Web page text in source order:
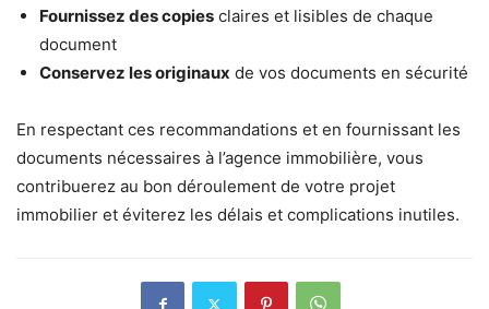
Fournissez des copies claires et lisibles de chaque
document
Conservez les originaux de vos documents en sécurité
En respectant ces recommandations et en fournissant les
documents nécessaires à l’agence immobilière, vous
contribuerez au bon déroulement de votre projet
immobilier et éviterez les délais et complications inutiles.